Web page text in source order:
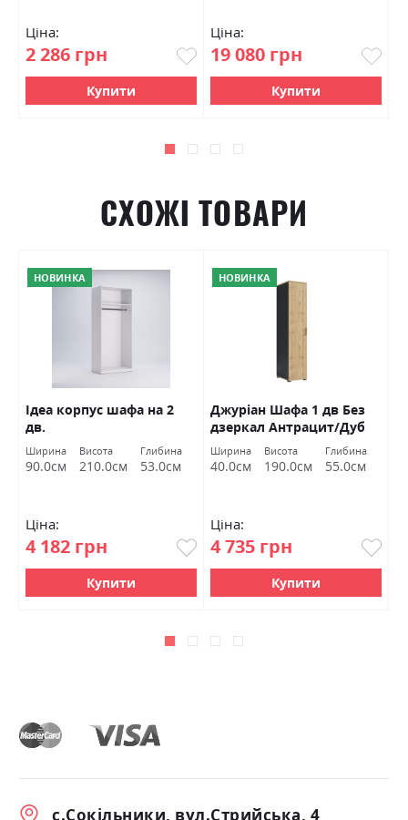
Ціна:
2 286 грн
Купити
Ціна:
19 080 грн
Купити
СХОЖІ ТОВАРИ
НОВИНКА
Ідеа корпус шафа на 2
дв.
Ширина
90.0см
Висота
210.0см
Глибина
53.0см
Ціна:
4 182 грн
Купити
НОВИНКА
Джуріан Шафа 1 дв Без
дзеркал Антрацит/Дуб
Вотан Міромарк
Ширина
40.0см
Висота
190.0см
Глибина
55.0см
Ціна:
4 735 грн
Купити
с.Сокільники, вул.Стрийська, 4